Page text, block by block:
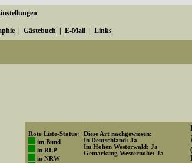
Gästebuch E-Mail Links
Rote Liste-Status:
im Bund
in RLP
in NRW
Diese Art nachgewiesen:
In Deutschland: Ja
Im Hohen Westerwald: Ja
Gemarkung Westernohe: Ja